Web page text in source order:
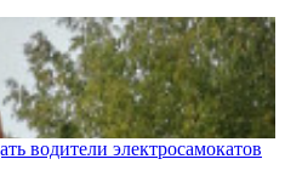
водители электросамокатов